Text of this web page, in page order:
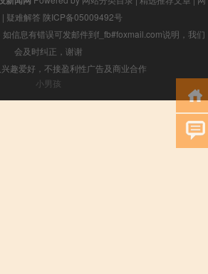
| 疑难解答 陕ICP备05009492号
信息有错误可发邮件到f_fb#foxmail.com说明，我们
会及时纠正，谢谢
趣爱好，不接盈利性广告及商业合作
小男孩